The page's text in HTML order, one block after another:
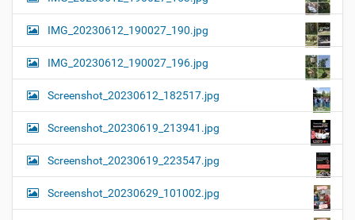
IMG_20230612_190027_190.jpg
IMG_20230612_190027_196.jpg
Screenshot_20230612_182517.jpg
Screenshot_20230619_213941.jpg
Screenshot_20230619_223547.jpg
Screenshot_20230629_101002.jpg